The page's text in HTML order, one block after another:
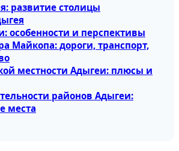
развитие столицы
особенности и перспективы
Майкопа: дороги, транспорт,
местности Адыгеи: плюсы и
районов Адыгеи:
места